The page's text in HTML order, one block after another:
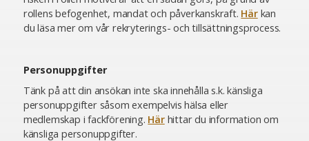
rollens befogenhet, mandat och påverkanskraft. Härkan
du läsa mer om vår rekryterings- och tillsättningsprocess.
Personuppgifter
Tänk på att din ansökan inte ska innehålla s.k. känsliga
personuppgifter såsom exempelvis hälsa eller
medlemskap i fackförening. Härhittar du information om
känsliga personuppgifter.